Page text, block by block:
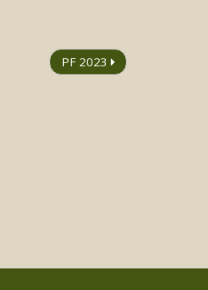
PF 2023